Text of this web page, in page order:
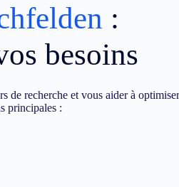
:
besoins
de recherche et vous aider à
principales :